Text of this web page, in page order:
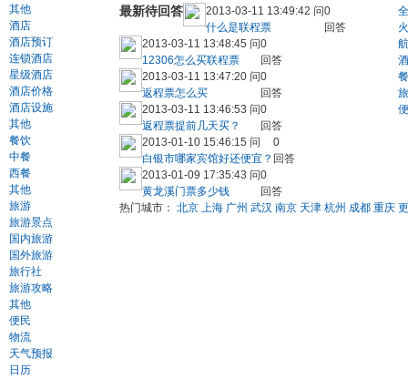
其他
酒店
酒店预订
连锁酒店
星级酒店
酒店价格
酒店设施
其他
餐饮
中餐
西餐
其他
旅游
旅游景点
国内旅游
国外旅游
旅行社
旅游攻略
其他
便民
物流
天气预报
日历
最新待回答
2013-03-11 13:49:42 问
什么是联程票
0
回答
2013-03-11 13:48:45 问
12306怎么买联程票
0
回答
2013-03-11 13:47:20 问
返程票怎么买
0
回答
2013-03-11 13:46:53 问
返程票提前几天买？
0
回答
2013-01-10 15:46:15 问
白银市哪家宾馆好还便宜？
0
回答
2013-01-09 17:35:43 问
黄龙溪门票多少钱
0
回答
热门城市： 北京 上海 广州 武汉 南京 天津 杭州 成都 重庆